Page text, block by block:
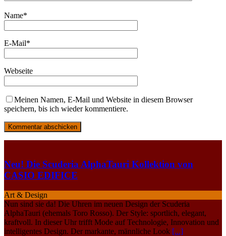
Name*
E-Mail*
Webseite
Meinen Namen, E-Mail und Website in diesem Browser
speichern, bis ich wieder kommentiere.
Neu! Die Scuderia AlphaTauri Kollektion von
CASIO EDIFICE
Art & Design
Nun sind sie da! Die Uhren im neuen Design der Scuderia
AlphaTauri (ehemals Toro Rosso). Der Style: sportlich, elegant,
kraftvoll. In dieser Uhr trifft Mode auf Technologie, Innovation und
intelligentes Design. Der markante, männliche Look [...]